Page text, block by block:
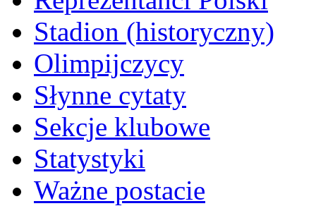
Stadion (historyczny)
Olimpijczycy
Słynne cytaty
Sekcje klubowe
Statystyki
Ważne postacie